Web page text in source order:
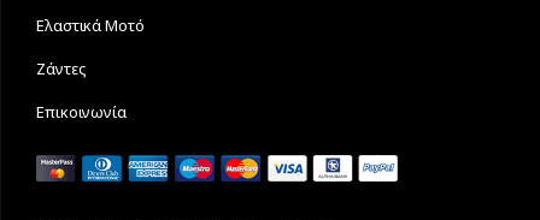
Ελαστικά Μοτό
Ζάντες
Επικοινωνία